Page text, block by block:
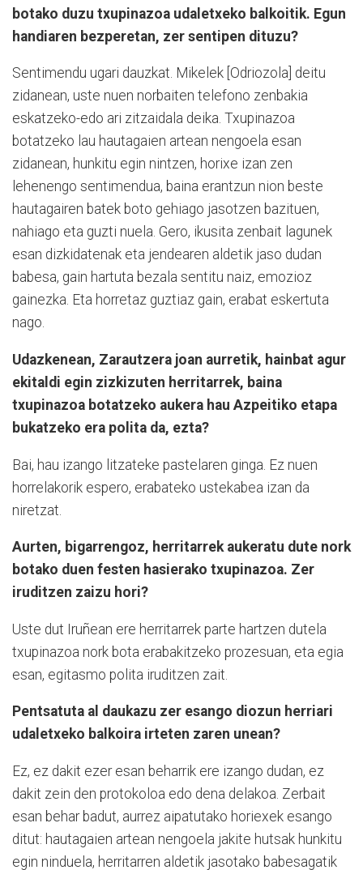
botako duzu txupinazoa udaletxeko balkoitik. Egun
handiaren bezperetan, zer sentipen dituzu?
Sentimendu ugari dauzkat. Mikelek [Odriozola] deitu
zidanean, uste nuen norbaiten telefono zenbakia
eskatzeko-edo ari zitzaidala deika. Txupinazoa
botatzeko lau hautagaien artean nengoela esan
zidanean, hunkitu egin nintzen, horixe izan zen
lehenengo sentimendua, baina erantzun nion beste
hautagairen batek boto gehiago jasotzen bazituen,
nahiago eta guzti nuela. Gero, ikusita zenbait lagunek
esan dizkidatenak eta jendearen aldetik jaso dudan
babesa, gain hartuta bezala sentitu naiz, emozioz
gainezka. Eta horretaz guztiaz gain, erabat eskertuta
nago.
Udazkenean, Zarautzera joan aurretik, hainbat agur
ekitaldi egin zizkizuten herritarrek, baina
txupinazoa botatzeko aukera hau Azpeitiko etapa
bukatzeko era polita da, ezta?
Bai, hau izango litzateke pastelaren ginga. Ez nuen
horrelakorik espero, erabateko ustekabea izan da
niretzat.
Aurten, bigarrengoz, herritarrek aukeratu dute nork
botako duen festen hasierako txupinazoa. Zer
iruditzen zaizu hori?
Uste dut Iruñean ere herritarrek parte hartzen dutela
txupinazoa nork bota erabakitzeko prozesuan, eta egia
esan, egitasmo polita iruditzen zait.
Pentsatuta al daukazu zer esango diozun herriari
udaletxeko balkoira irteten zaren unean?
Ez, ez dakit ezer esan beharrik ere izango dudan, ez
dakit zein den protokoloa edo dena delakoa. Zerbait
esan behar badut, aurrez aipatutako horiexek esango
ditut: hautagaien artean nengoela jakite hutsak hunkitu
egin ninduela, herritarren aldetik jasotako babesagatik